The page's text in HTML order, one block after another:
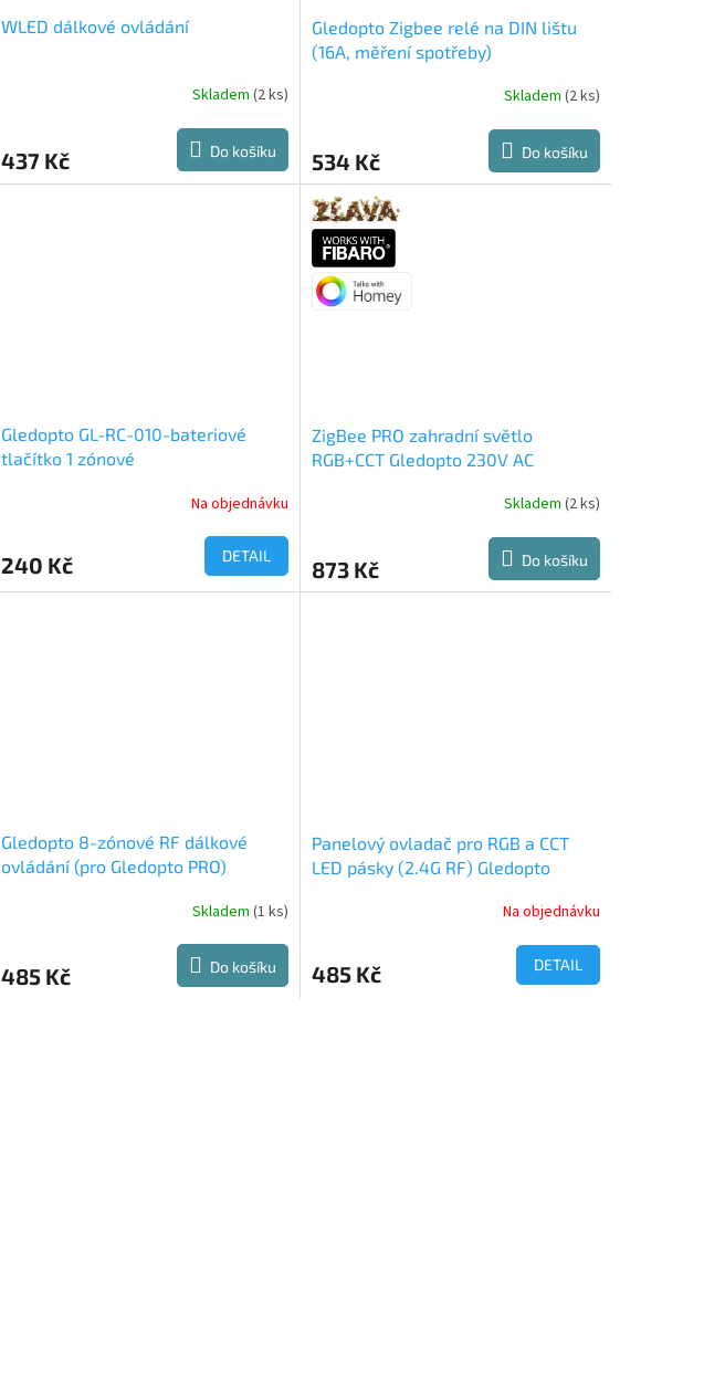
WLED dálkové ovládání
Skladem (2 ks)
437 Kč Do košíku
Gledopto Zigbee relé na DIN lištu
(16A, měření spotřeby)
Skladem (2 ks)
534 Kč Do košíku
Gledopto GL-RC-010-bateriové
tlačítko 1 zónové
Na objednávku
240 Kč DETAIL
ZigBee PRO zahradní světlo
RGB+CCT Gledopto 230V AC
Skladem (2 ks)
873 Kč Do košíku
Gledopto 8-zónové RF dálkové
ovládání (pro Gledopto PRO)
Skladem (1 ks)
485 Kč Do košíku
Panelový ovladač pro RGB a CCT
LED pásky (2.4G RF) Gledopto
Na objednávku
485 Kč DETAIL